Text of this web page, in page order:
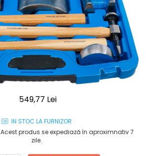
549,77 Lei
IN STOC LA FURNIZOR
Acest produs se expediază în aproximnativ 7
zile.